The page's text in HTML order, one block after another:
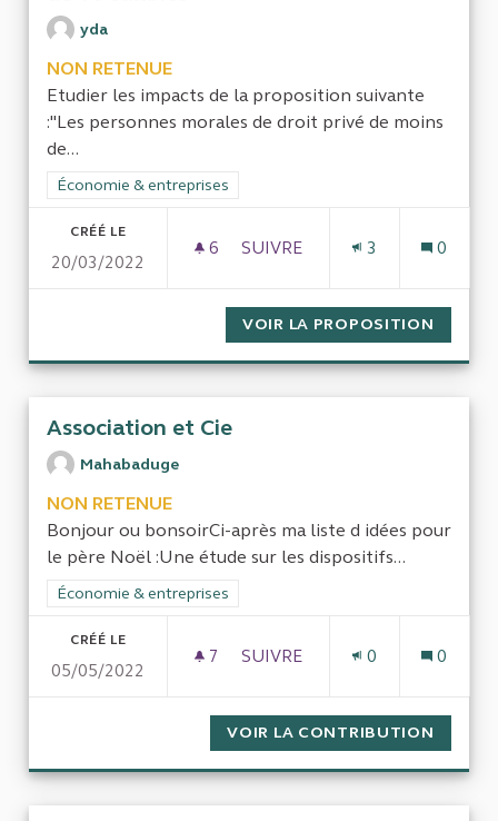
yda
NON RETENUE
Etudier les impacts de la proposition suivante
:"Les personnes morales de droit privé de moins
de...
Filtrer les résultats de la catégorie : Économie & entreprises
Économie & entreprises
CRÉÉ LE
20/03/2022
6 6 ABONNÉS
SUIVRE
3 0
VOIR LA PROPOSITION
Association et Cie
Mahabaduge
NON RETENUE
Bonjour ou bonsoirCi-après ma liste d idées pour
le père Noël :Une étude sur les dispositifs...
Filtrer les résultats de la catégorie : Économie & entreprises
Économie & entreprises
CRÉÉ LE
05/05/2022
7 7 ABONNÉS
SUIVRE
0 0
VOIR LA CONTRIBUTION